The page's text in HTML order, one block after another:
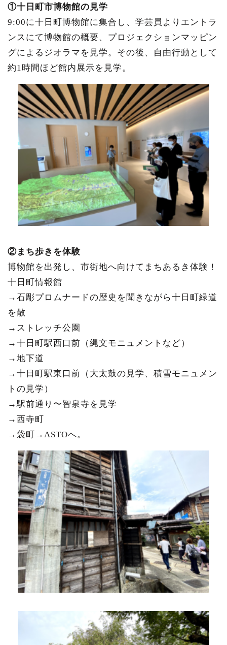
①十日町市博物館の見学
9:00に十日町博物館に集合し、学芸員よりエントラ
ンスにて博物館の概要、プロジェクションマッピン
グによるジオラマを見学。その後、 自由行動として
約1時間ほど館内展示を見学。
②まち歩きを体験
博物館を出発し、市街地へ向けてまちあるき体験！
十日町情報館
→石彫プロムナードの歴史を聞きながら十日町緑道
を散
→ストレッチ公園
→十日町駅西口前（縄文モニュメントなど）
→地下道
→十日町駅東口前（大太鼓の見学、積雪モニュメン
トの見学）
→駅前通り〜智泉寺を見学
→西寺町
→袋町→ASTOへ。